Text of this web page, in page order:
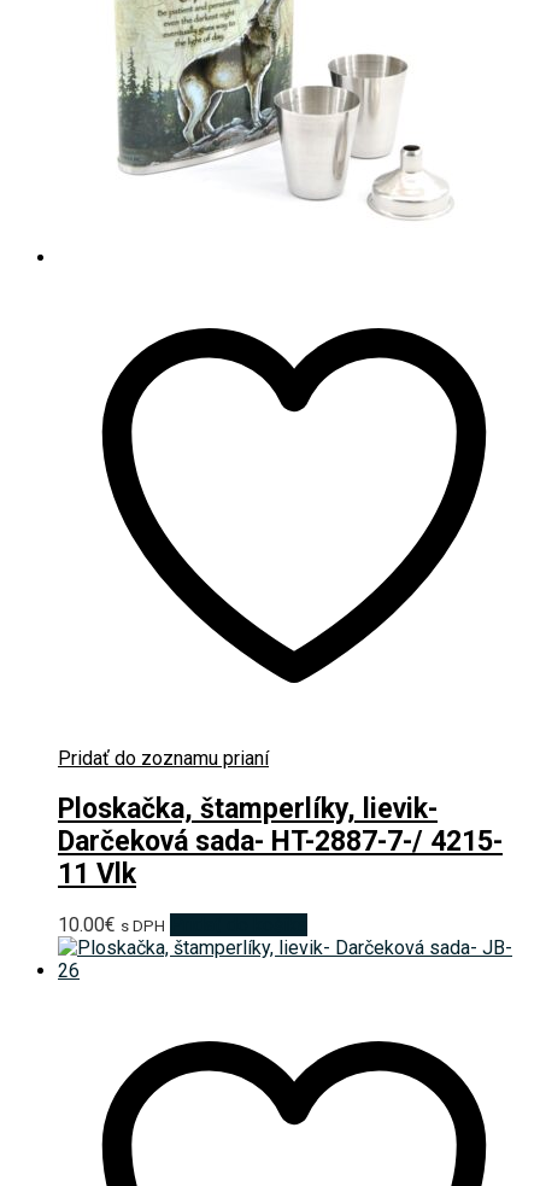
Pridať do zoznamu prianí
Ploskačka, štamperlíky, lievik-
Darčeková sada- HT-2887-7-/ 4215-
11 Vlk
10.00€ s DPH